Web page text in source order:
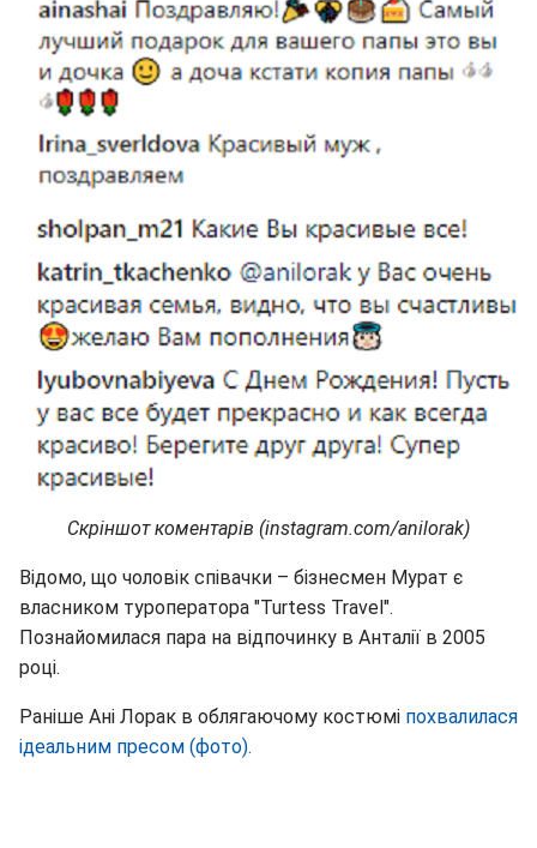
Скріншот коментарів (instagram.com/anilorak)
Відомо, що чоловік співачки – бізнесмен Мурат є
власником туроператора "Turtess Travel".
Познайомилася пара на відпочинку в Анталії в 2005
році.
Раніше Ані Лорак в облягаючому костюмі похвалилася
ідеальним пресом (фото).